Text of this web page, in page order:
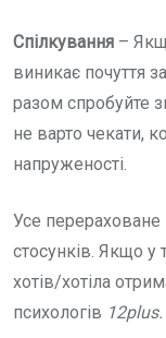
Спілкування –
виникає почуття
разом спробуйте
не варто чекати,
напруженості.
Усе перераховане
стосунків. Якщо у
хотів/хотіла
психологів 12plus.